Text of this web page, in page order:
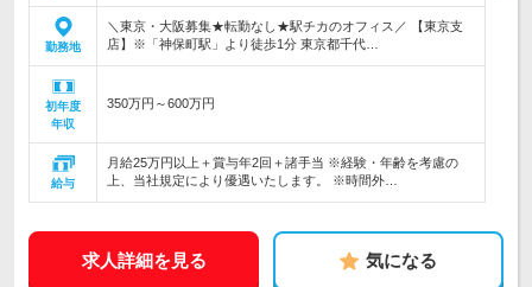
勤務地
＼東京・大阪募集★転勤なし★駅チカのオフィス／ 【東京支
店】※「神保町駅」より徒歩1分 東京都千代…
初年度
年収
350万円～600万円
給与
月給25万円以上＋賞与年2回＋諸手当 ※経験・年齢を考慮の
上、当社規定により優遇いたします。 ※時間外…
求人詳細を見る 気になる